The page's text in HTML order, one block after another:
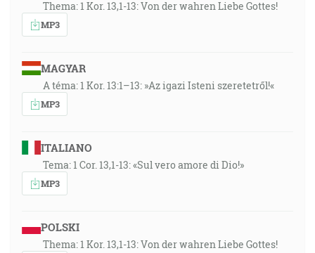
Thema: 1 Kor. 13,1-13: Von der wahren Liebe Gottes!
MP3
MAGYAR
A téma: 1 Kor. 13:1–13: »Az igazi Isteni szeretetről!«
MP3
ITALIANO
Tema: 1 Cor. 13,1-13: «Sul vero amore di Dio!»
MP3
POLSKI
Thema: 1 Kor. 13,1-13: Von der wahren Liebe Gottes!